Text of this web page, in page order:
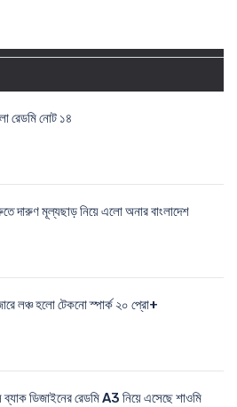
রেডমি নোট ১৪
দারুণ মূল্যছাড় নিয়ে এলো অনার বাংলাদেশ
লঞ্চ হলো টেকনো স্পার্ক ২০ প্রো+
ব্যাক ডিজাইনের রেডমি A3 নিয়ে এসেছে শাওমি